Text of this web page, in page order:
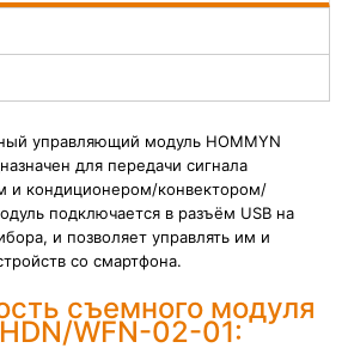
управляющий модуль HOMMYN
для передачи сигнала
и кондиционером/конвектором/
подключается в разъём USB на
и позволяет управлять им и
со смартфона.
съемного модуля
WFN-02-01: